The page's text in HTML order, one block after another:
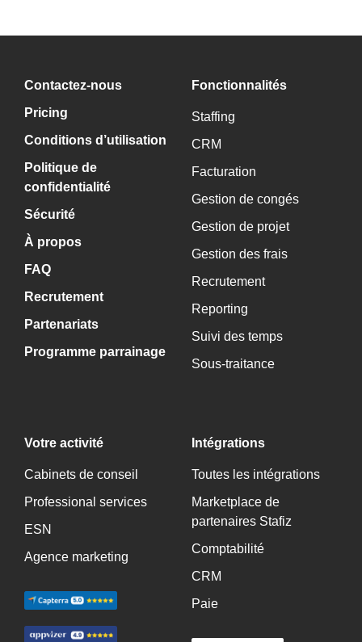
Contactez-nous
Pricing
Conditions d’utilisation
Politique de
confidentialité
Sécurité
À propos
FAQ
Recrutement
Partenariats
Programme parrainage
Fonctionnalités
Staffing
CRM
Facturation
Gestion de congés
Gestion de projet
Gestion des frais
Recrutement
Reporting
Suivi des temps
Sous-traitance
Votre activité
Cabinets de conseil
Professional services
ESN
Agence marketing
Intégrations
Toutes les intégrations
Marketplace de
partenaires Stafiz
Comptabilité
CRM
Paie